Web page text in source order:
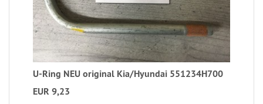
U-Ring NEU original Kia/Hyundai 551234H700
EUR 9,23